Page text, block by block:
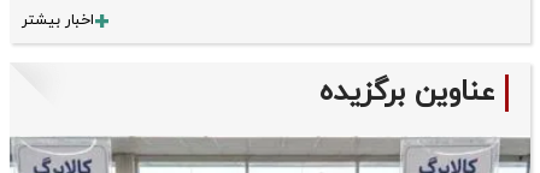
اخبار بیشتر
عناوین برگزیده